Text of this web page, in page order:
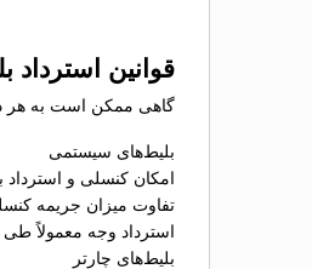
قوانین استرداد
گاهی ممکن است به هر
بلیط‌های سیستمی
امکان کنسلی و استرداد
تفاوت میزان جریمه
استرداد وجه معمولاً طی
بلیط‌های چارتر